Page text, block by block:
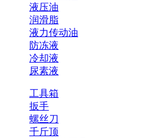
液压油
润滑脂
液力传动油
防冻液
冷却液
尿素液
工具箱
扳手
螺丝刀
千斤顶